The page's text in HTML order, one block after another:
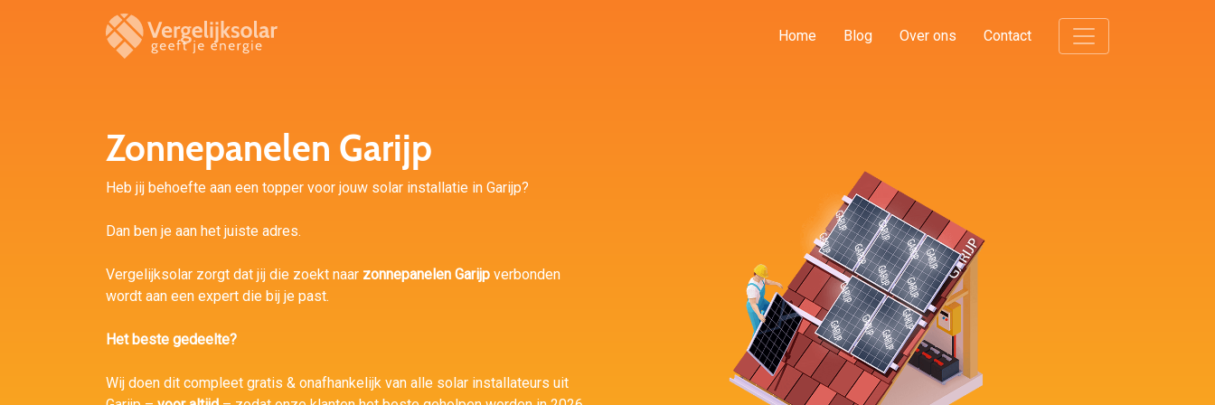
Home Blog Over ons Contact
Zonnepanelen Garijp
Heb jij behoefte aan een topper voor jouw solar installatie in Garijp?
Dan ben je aan het juiste adres.
Vergelijksolar zorgt dat jij die zoekt naar zonnepanelen Garijp verbonden
wordt aan een expert die bij je past.
Het beste gedeelte?
Wij doen dit compleet gratis & onafhankelijk van alle solar installateurs uit